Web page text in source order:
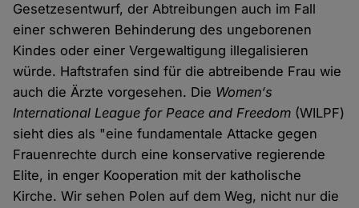
Gesetzesentwurf, der Abtreibungen auch im Fall
einer schweren Behinderung des ungeborenen
Kindes oder einer Vergewaltigung illegalisieren
würde. Haftstrafen sind für die abtreibende Frau wie
auch die Ärzte vorgesehen. Die Women‘s
International League for Peace and Freedom (WILPF)
sieht dies als "eine fundamentale Attacke gegen
Frauenrechte durch eine konservative regierende
Elite, in enger Kooperation mit der katholische
Kirche. Wir sehen Polen auf dem Weg, nicht nur die